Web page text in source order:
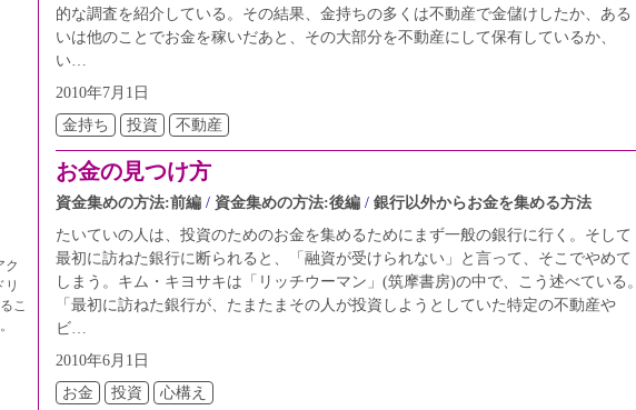
的な調査を紹介している。その結果、金持ちの多くは不動産で金儲けしたか、ある
いは他のことでお金を稼いだあと、その大部分を不動産にして保有しているか、
い…
2010年7月1日
金持ち
投資 不動産
お金の見つけ方
資金集めの方法:前編 資金集めの方法:後編
銀行以外からお金を集める方法
たいていの人は、投資のためのお金を集めるためにまず一般の銀行に行く。そして
最初に訪ねた銀行に断られると、「融資が受けられない」と言って、そこでやめて
しまう。キム・キヨサキは「リッチウーマン」(筑摩書房)の中で、こう述べている。
「最初に訪ねた銀行が、たまたまその人が投資しようとしていた特定の不動産や
ビ…
2010年6月1日
お金
投資 心構え
ク
リ
こ